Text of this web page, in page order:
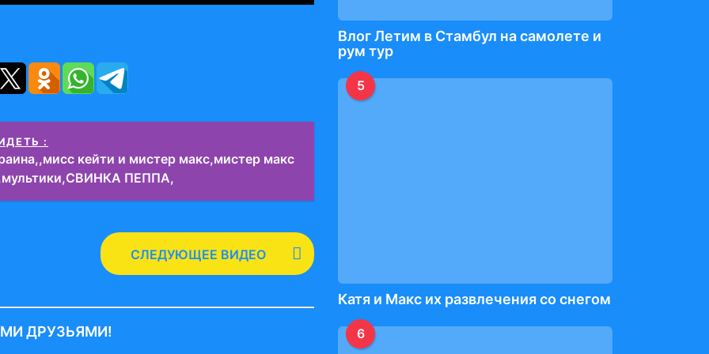
:
кейти и мистер макс,мистер макс
ПЕППА,
СЛЕДУЮЩЕЕ ВИДЕО
ДРУЗЬЯМИ!
Влог Летим в Стамбул на самолете и
рум тур
5
Катя и Макс их развлечения со снегом
6